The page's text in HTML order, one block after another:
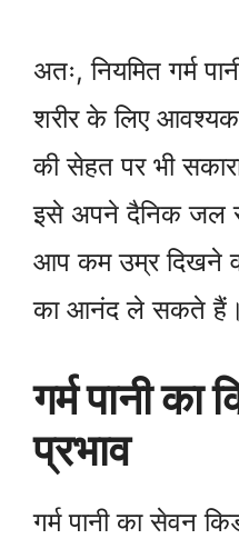
अतः, नियमित गर्म
शरीर के लिए
की सेहत पर भी
इसे अपने दैनिक जल
आप कम उम्र दिखने
का आनंद ले सकते हैं।
गर्म पानी का
प्रभाव
गर्म पानी का सेवन